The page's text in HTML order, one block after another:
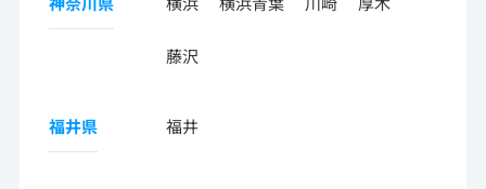
藤沢
福井県 福井